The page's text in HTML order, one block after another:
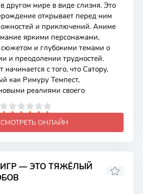
другом мире в виде слизня. Это
открывает перед ним
и приключений. Аниме
яркими персонажами,
и глубокими темами о
и преодолении трудностей.
с того, что Сатору,
как Римуру Темпест,
реалиями своего
СМОТРЕТЬ ОНЛАЙН
— ЭТО ТЯЖЁЛЫЙ
7.31